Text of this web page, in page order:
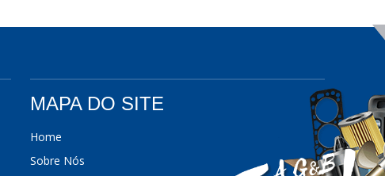
MAPA DO SITE
Home
Sobre Nós